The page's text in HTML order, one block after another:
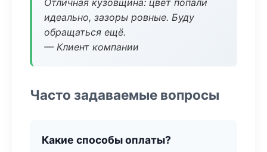
Отличная кузовщина: цвет попали
идеально, зазоры ровные. Буду
обращаться ещё.
— Клиент компании
Часто задаваемые вопросы
Какие способы оплаты?